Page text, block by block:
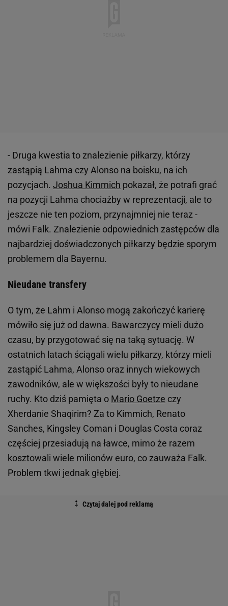
- Druga kwestia to znalezienie piłkarzy, którzy
zastąpią Lahma czy Alonso na boisku, na ich
pozycjach. Joshua Kimmich pokazał, że potrafi grać
na pozycji Lahma chociażby w reprezentacji, ale to
jeszcze nie ten poziom, przynajmniej nie teraz -
mówi Falk. Znalezienie odpowiednich zastępców dla
najbardziej doświadczonych piłkarzy będzie sporym
problemem dla Bayernu.
Nieudane transfery
O tym, że Lahm i Alonso mogą zakończyć karierę
mówiło się już od dawna. Bawarczycy mieli dużo
czasu, by przygotować się na taką sytuację. W
ostatnich latach ściągali wielu piłkarzy, którzy mieli
zastąpić Lahma, Alonso oraz innych wiekowych
zawodników, ale w większości były to nieudane
ruchy. Kto dziś pamięta o Mario Goetze czy
Xherdanie Shaqirim? Za to Kimmich, Renato
Sanches, Kingsley Coman i Douglas Costa coraz
częściej przesiadują na ławce, mimo że razem
kosztowali wiele milionów euro, co zauważa Falk.
Problem tkwi jednak głębiej.